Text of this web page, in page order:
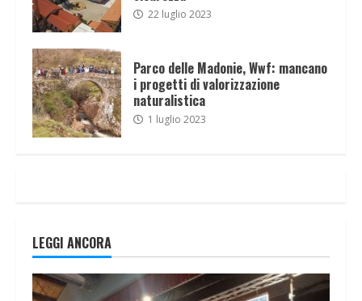
22 luglio 2023
Parco delle Madonie, Wwf: mancano
i progetti di valorizzazione
naturalistica
1 luglio 2023
LEGGI ANCORA